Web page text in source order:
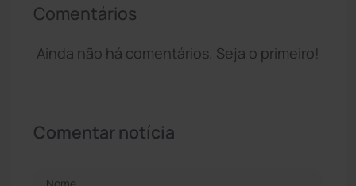
Comentários
Ainda não há comentários. Seja o primeiro!
Comentar notícia